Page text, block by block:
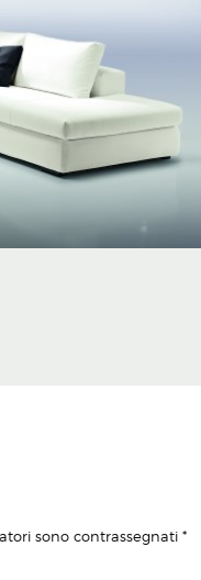
sono contrassegnati *